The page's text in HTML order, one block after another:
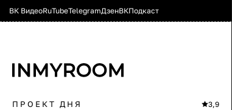
ВК ВидеоRuTubeTelegramДзенВКПодкаст
ПРОЕКТ ДНЯ 3,9